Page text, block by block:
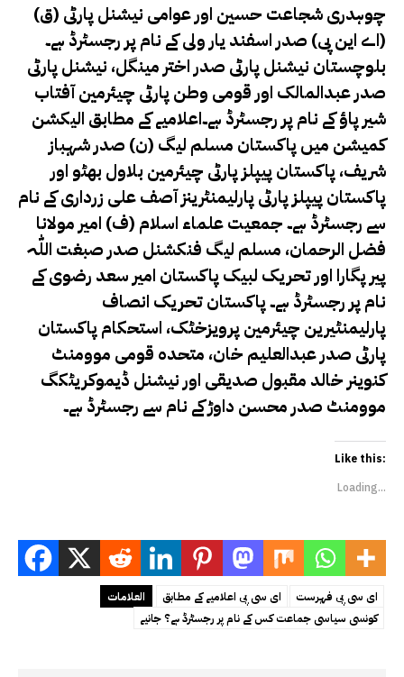
(ق) چوہدری شجاعت حسین اور عوامی نیشنل پارٹی
(اے این پی) صدر اسفند یار ولی کے نام پر رجسٹرڈ ہے۔
بلوچستان نیشنل پارٹی صدر اختر مینگل، نیشنل پارٹی
صدر عبدالمالک اور قومی وطن پارٹی چیئرمین آفتاب
شیر پاؤ کے نام پر رجسٹرڈ ہے۔اعلامیے کے مطابق الیکشن
کمیشن میں پاکستان مسلم لیگ (ن) صدر شہباز
شریف، پاکستان پیپلز پارٹی چیئرمین بلاول بھٹو اور
پاکستان پیپلز پارٹی پارلیمنٹرینز آصف علی زرداری کے نام
سے رجسٹرڈ ہے۔ جمعیت علماء اسلام (ف) امیر مولانا
فضل الرحمان، مسلم لیگ فنکشنل صدر صبغت اللّٰہ
پیر پگارا اور تحریک لبیک پاکستان امیر سعد رضوی کے
نام پر رجسٹرڈ ہے۔ پاکستان تحریک انصاف
پارلیمنٹیرین چیئرمین پرویزخٹک، استحکام پاکستان
پارٹی صدر عبدالعلیم خان، متحدہ قومی موومنٹ
کنوینر خالد مقبول صدیقی اور نیشنل ڈیموکریٹکگ
موومنٹ صدر محسن داوڑ کے نام سے رجسٹرڈ ہے۔
Like this:
Loading...
العلامات ای سی پی اعلامیے کے مطابق
ای سی پی فہرست
کونسی سیاسی جماعت کس کے نام پر رجسٹرڈ ہے؟ جانیے